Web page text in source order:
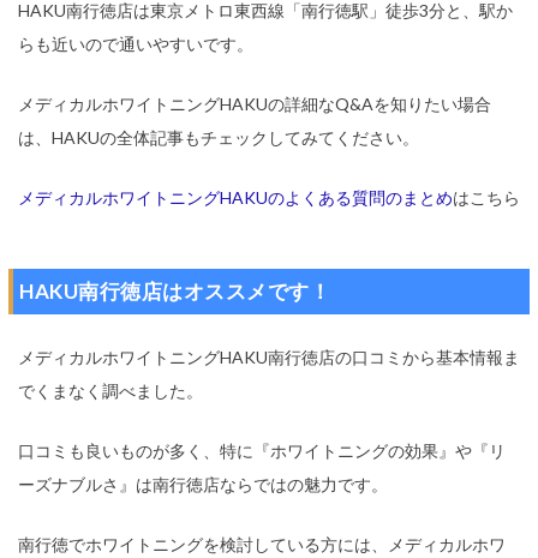
HAKU南行徳店は東京メトロ東西線「南行徳駅」徒歩3分と、駅か
らも近いので通いやすいです。
メディカルホワイトニングHAKUの詳細なQ&Aを知りたい場合
は、HAKUの全体記事もチェックしてみてください。
メディカルホワイトニングHAKUのよくある質問のまとめはこちら
HAKU南行徳店はオススメです！
メディカルホワイトニングHAKU南行徳店の口コミから基本情報ま
でくまなく調べました。
口コミも良いものが多く、特に『ホワイトニングの効果』や『リ
ーズナブルさ』は南行徳店ならではの魅力です。
南行徳でホワイトニングを検討している方には、メディカルホワ